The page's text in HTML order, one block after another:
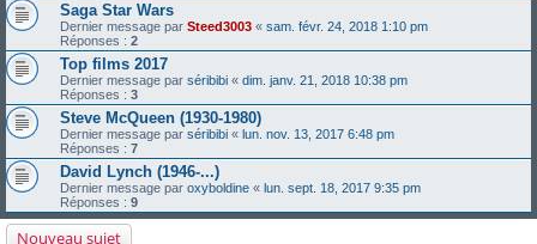
Saga Star Wars
Dernier message par Steed3003 « sam. févr. 24, 2018 1:10 pm
Réponses : 2
Top films 2017
Dernier message par séribibi « dim. janv. 21, 2018 10:38 pm
Réponses : 3
Steve McQueen (1930-1980)
Dernier message par séribibi « lun. nov. 13, 2017 6:48 pm
Réponses : 7
David Lynch (1946-...)
Dernier message par oxyboldine « lun. sept. 18, 2017 9:35 pm
Réponses : 9
Nouveau sujet